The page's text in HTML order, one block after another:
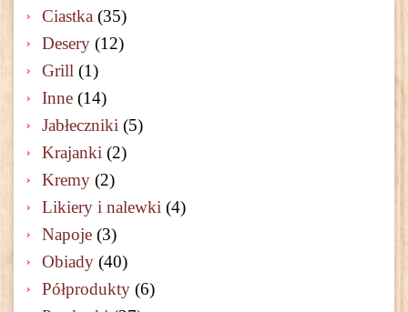
Ciastka (35)
Desery (12)
Grill (1)
Inne (14)
Jabłeczniki (5)
Krajanki (2)
Kremy (2)
Likiery i nalewki (4)
Napoje (3)
Obiady (40)
Półprodukty (6)